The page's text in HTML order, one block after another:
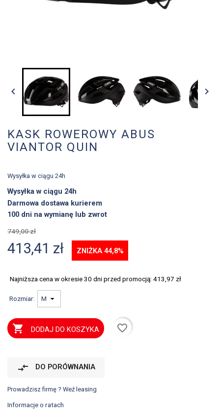
 
KASK ROWEROWY ABUS
VIANTOR QUIN
Wysyłka w ciągu 24h
Wysyłka w ciągu 24h
Darmowa dostawa kurierem
100 dni na wymianę lub zwrot
749,00 zł
413,41 zł ZNIŻKA 44,8%
Najniższa cena w okresie 30 dni przed promocją: 413,97 zł
Rozmiar:
 DODAJ DO KOSZYKA favorite_border
compare_arrows DO PORÓWNANIA
Prowadzisz firmę ? Weź leasing
Informacje o ratach